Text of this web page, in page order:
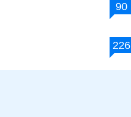
90
226